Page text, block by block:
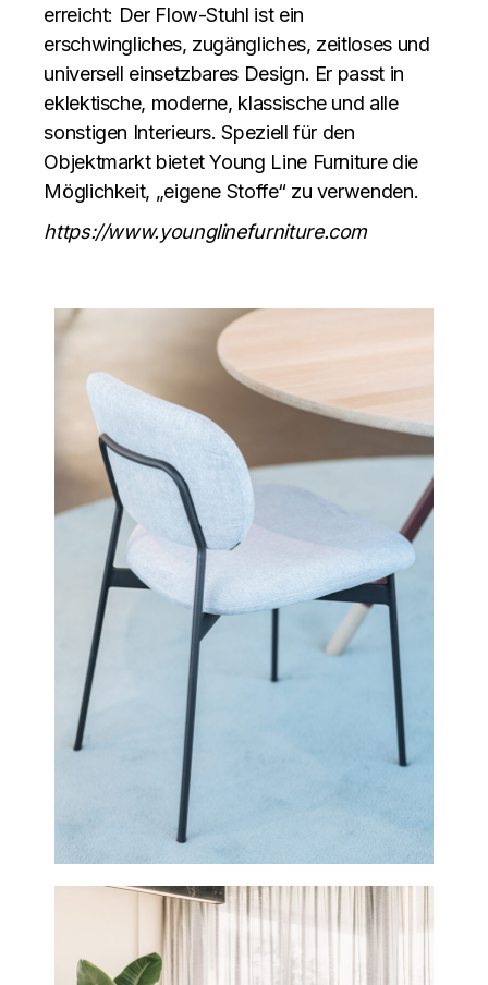
erreicht: Der Flow-Stuhl ist ein
erschwingliches, zugängliches, zeitloses und
universell einsetzbares Design. Er passt in
eklektische, moderne, klassische und alle
sonstigen Interieurs. Speziell für den
Objektmarkt bietet Young Line Furniture die
Möglichkeit, „eigene Stoffe“ zu verwenden.
https://www.younglinefurniture.com